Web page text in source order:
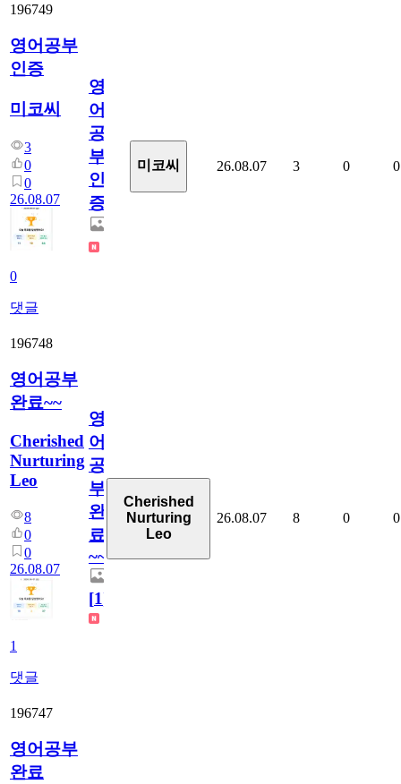
196749
영어공부
인증
미코씨
3
0
0
26.08.07
0
댓글
영
어
공
부
인
증
미코씨 26.08.07 3 0 0
196748
영어공부
완료~~
Cherished
Nurturing
Leo
8
0
0
26.08.07
1
댓글
영
어
공
부
완
료
~~
[1]
Cherished
Nurturing
Leo
26.08.07 8 0 0
196747
영어공부
완료